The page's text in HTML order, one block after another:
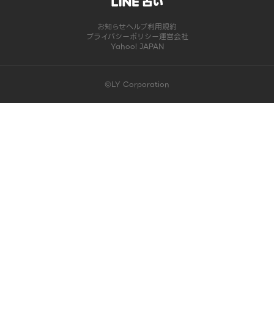
お知らせヘルプ利用規約
プライバシーポリシー運営会社
Yahoo! JAPAN
©LY Corporation
このコンテンツは掲載が終了しました | LINE占い